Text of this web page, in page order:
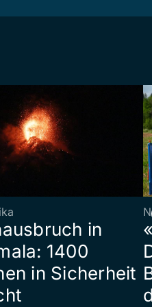
in
1400
in Sicherheit